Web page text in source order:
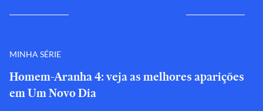
MINHA SÉRIE
Homem-Aranha 4: veja as melhores aparições
em Um Novo Dia